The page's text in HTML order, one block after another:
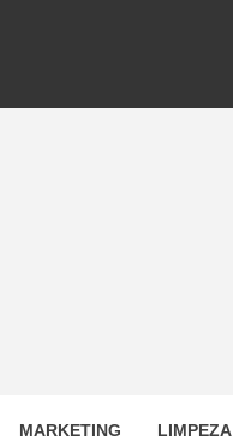
MARKETING LIMPEZA